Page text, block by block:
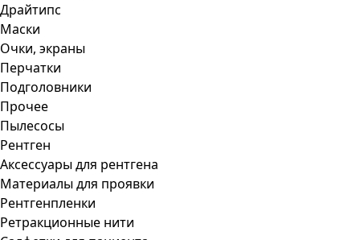
Драйтипс
Маски
Очки, экраны
Перчатки
Подголовники
Прочее
Пылесосы
Рентген
Аксессуары для рентгена
Материалы для проявки
Рентгенпленки
Ретракционные нити